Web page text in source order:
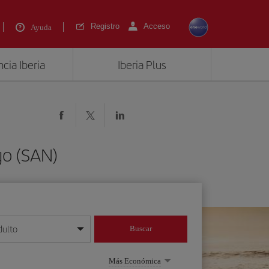
Ayuda Registro Acceso
Iberia Iberia Plus
(SAN)
mes/año
Buscar
Más Económica